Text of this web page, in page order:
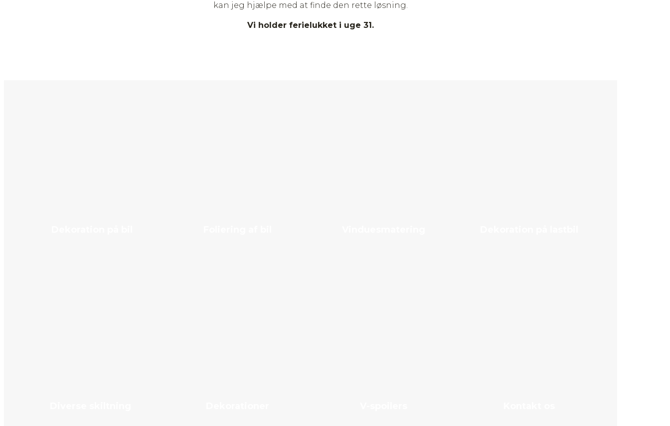
kan jeg hjælpe med at finde den rette løsning.
Vi holder ferielukket i uge 31.